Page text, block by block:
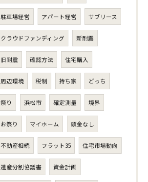
駐車場経営 アパート経営 サブリース
クラウドファンディング 新耐震
旧耐震 確認方法 住宅購入
周辺環境 税制 持ち家 どっち
祭り 浜松市 確定測量 境界
お祭り マイホーム 頭金なし
不動産相続 フラット35 住宅市場動向
遺産分割協議書 資金計画